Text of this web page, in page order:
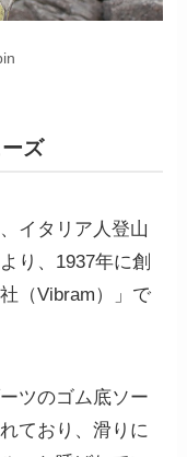
ズ
イタリア人登山
り、1937年に創
（Vibram）」で
ツのゴム底ソー
ており、滑りに